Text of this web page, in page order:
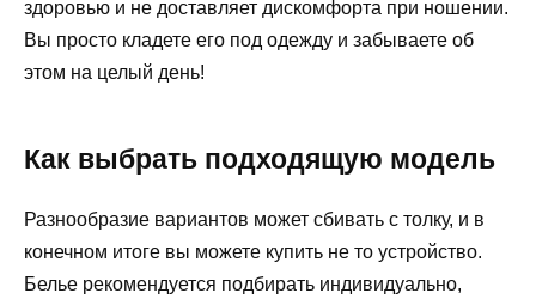
здоровью и не доставляет дискомфорта при ношении.
Вы просто кладете его под одежду и забываете об
этом на целый день!
Как выбрать подходящую модель
Разнообразие вариантов может сбивать с толку, и в
конечном итоге вы можете купить не то устройство.
Белье рекомендуется подбирать индивидуально,